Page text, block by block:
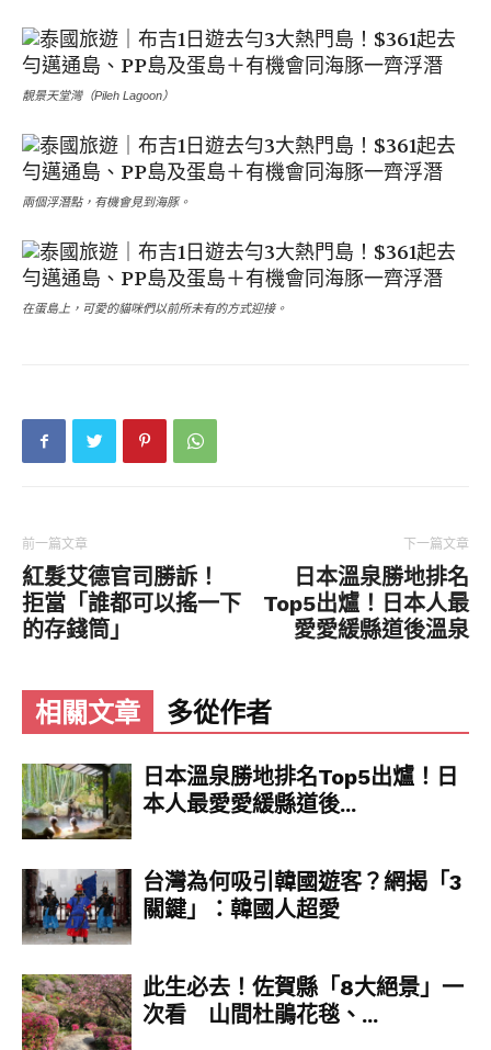
靚景天堂灣（Pileh Lagoon）
兩個浮潛點，有機會見到海豚。
在蛋島上，可愛的貓咪們以前所未有的方式迎接。
前一篇文章
紅髮艾德官司勝訴！
拒當「誰都可以搖一下
的存錢筒」
下一篇文章
日本溫泉勝地排名
Top5出爐！日本人最
愛愛緩縣道後溫泉
相關文章 多從作者
日本溫泉勝地排名Top5出爐！日
本人最愛愛緩縣道後...
台灣為何吸引韓國遊客？網揭「3
關鍵」：韓國人超愛
此生必去！佐賀縣「8大絕景」一
次看 山間杜鵑花毯、...